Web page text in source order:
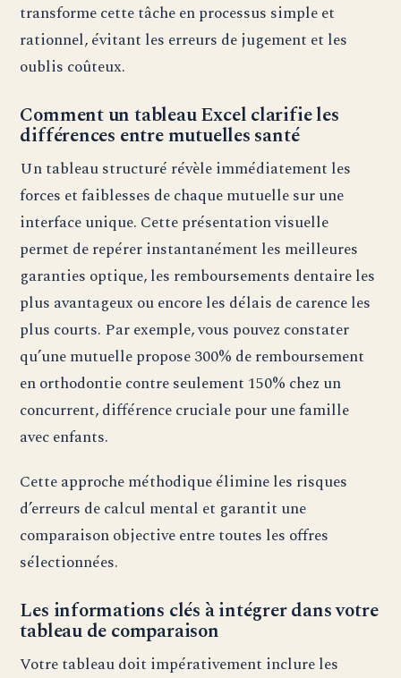
transforme cette tâche en processus simple et
rationnel, évitant les erreurs de jugement et les
oublis coûteux.
Comment un tableau Excel clarifie les
différences entre mutuelles santé
Un tableau structuré révèle immédiatement les
forces et faiblesses de chaque mutuelle sur une
interface unique. Cette présentation visuelle
permet de repérer instantanément les meilleures
garanties optique, les remboursements dentaire les
plus avantageux ou encore les délais de carence les
plus courts. Par exemple, vous pouvez constater
qu’une mutuelle propose 300% de remboursement
en orthodontie contre seulement 150% chez un
concurrent, différence cruciale pour une famille
avec enfants.
Cette approche méthodique élimine les risques
d’erreurs de calcul mental et garantit une
comparaison objective entre toutes les offres
sélectionnées.
Les informations clés à intégrer dans votre
tableau de comparaison
Votre tableau doit impérativement inclure les